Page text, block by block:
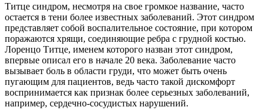
Титце синдром, несмотря на свое громкое название, часто
остается в тени более известных заболеваний. Этот синдром
представляет собой воспалительное состояние, при котором
поражаются хрящи, соединяющие ребра с грудной костью.
Лоренцо Титце, именем которого назван этот синдром,
впервые описал его в начале 20 века. Заболевание часто
вызывает боль в области груди, что может быть очень
пугающим для пациентов, ведь часто такой дискомфорт
воспринимается как признак более серьезных заболеваний,
например, сердечно-сосудистых нарушений.